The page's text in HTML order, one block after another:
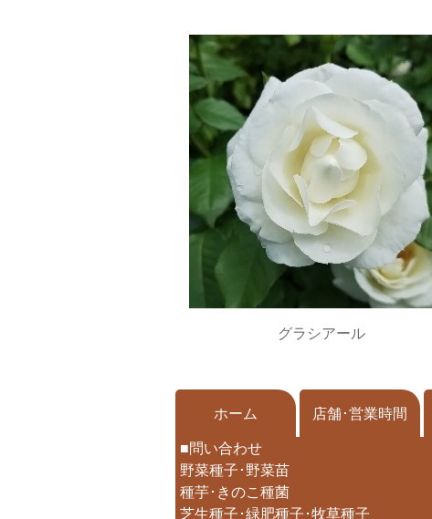
グラシアール
ホーム 店舗･営業時間
■問い合わせ
野菜種子･野菜苗
種芋･きのこ種菌
芝生種子･緑肥種子･牧草種子